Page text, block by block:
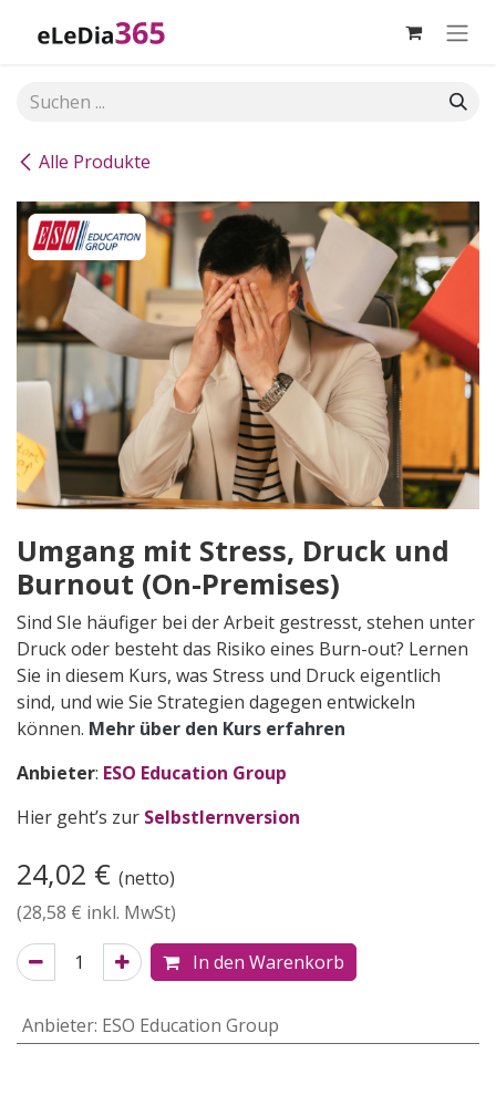
Alle Produkte
Umgang mit Stress, Druck und
Burnout (On-Premises)
Sind SIe häufiger bei der Arbeit gestresst, stehen unter
Druck oder besteht das Risiko eines Burn-out? Lernen
Sie in diesem Kurs, was Stress und Druck eigentlich
sind, und wie Sie Strategien dagegen entwickeln
können. Mehr über den Kurs er​fahren
Anbieter: ESO Education Group
Hier geht’s zur Selbstlernversion
24,02 € (netto)
(28,58 € inkl. MwSt)
In den Warenkorb
Anbieter: ESO Education Group